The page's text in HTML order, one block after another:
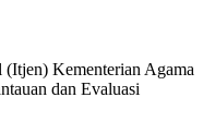
(Itjen) Kementerian Agama
dan Evaluasi